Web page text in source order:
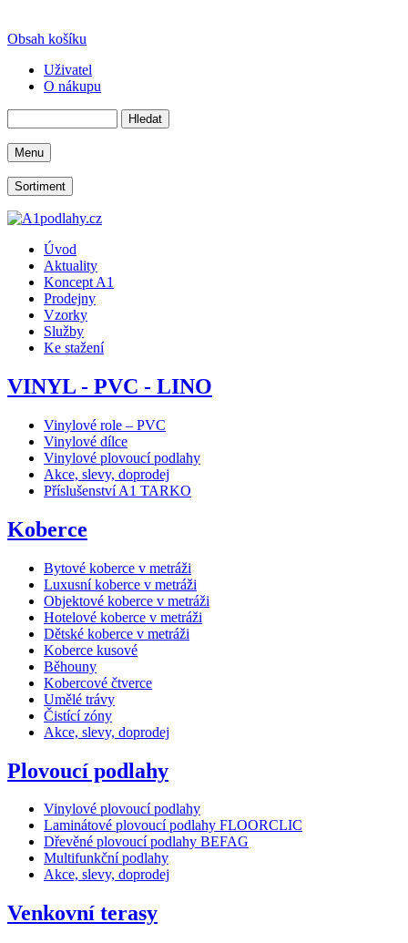
Obsah košíku
Uživatel
O nákupu
Menu
Sortiment
Úvod
Aktuality
Koncept A1
Prodejny
Vzorky
Služby
Ke stažení
VINYL - PVC - LINO
Vinylové role – PVC
Vinylové dílce
Vinylové plovoucí podlahy
Akce, slevy, doprodej
Příslušenství A1 TARKO
Koberce
Bytové koberce v metráži
Luxusní koberce v metráži
Objektové koberce v metráži
Hotelové koberce v metráži
Dětské koberce v metráži
Koberce kusové
Běhouny
Kobercové čtverce
Umělé trávy
Čistící zóny
Akce, slevy, doprodej
Plovoucí podlahy
Vinylové plovoucí podlahy
Laminátové plovoucí podlahy FLOORCLIC
Dřevěné plovoucí podlahy BEFAG
Multifunkční podlahy
Akce, slevy, doprodej
Venkovní terasy